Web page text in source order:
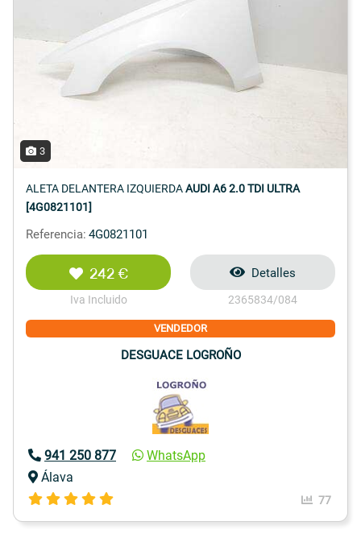
3
ALETA DELANTERA IZQUIERDAAUDI A6 2.0 TDI ULTRA
[4G0821101]
Referencia: 4G0821101
242 €
Iva Incluido
Detalles
2365834/084
VENDEDOR
DESGUACE LOGROÑO
941 250 877
WhatsApp
Álava
77